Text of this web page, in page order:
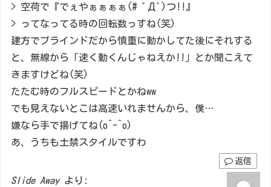
> 空荷で『でぇやぁぁぁぁ(# ﾟДﾟ)つ!!』
> ってなってる時の回転数っすね(笑)
建方でブラインドだから慎重に動かしてた後にそれする
と、無線から「速く動くんじゃねえか!!」とか聞こえて
きますけどね(笑)
たたむ時のフルスピードとかねww
でも見えないとこは高速いれませんから、僕…
嫌なら手で揚げてね(o^-^o)
あ、うちも土禁スタイルですわ
返信
Slide Away より: